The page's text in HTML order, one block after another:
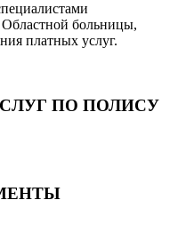
больницы,
платных услуг.
ПО ПОЛИСУ